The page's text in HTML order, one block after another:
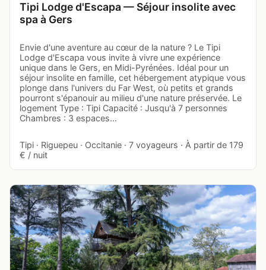
Tipi Lodge d'Escapa — Séjour insolite avec
spa à Gers
Envie d'une aventure au cœur de la nature ? Le Tipi
Lodge d'Escapa vous invite à vivre une expérience
unique dans le Gers, en Midi-Pyrénées. Idéal pour un
séjour insolite en famille, cet hébergement atypique vous
plonge dans l'univers du Far West, où petits et grands
pourront s'épanouir au milieu d'une nature préservée. Le
logement Type : Tipi Capacité : Jusqu'à 7 personnes
Chambres : 3 espaces…
Tipi · Riguepeu · Occitanie · 7 voyageurs · À partir de 179
€ / nuit